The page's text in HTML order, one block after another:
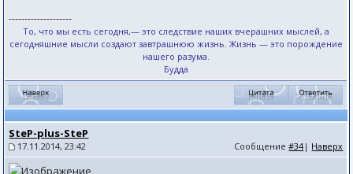
--------------------
То, что мы есть сегодня,— это следствие наших вчерашних мыслей, а
сегодняшние мысли создают завтрашнюю жизнь. Жизнь — это порождение
нашего разума.
Будда
SteP-plus-SteP
17.11.2014, 23:42 Сообщение#34| Наверх